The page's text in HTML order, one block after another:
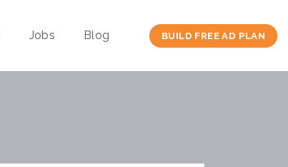
Jobs Blog BUILD FREE AD PLAN